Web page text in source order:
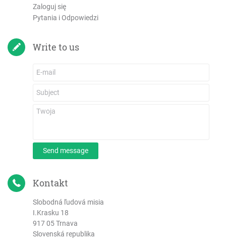
Zaloguj się
Pytania i Odpowiedzi
Write to us
Send message
Kontakt
Slobodná ľudová misia
I.Krasku 18
917 05 Trnava
Slovenská republika